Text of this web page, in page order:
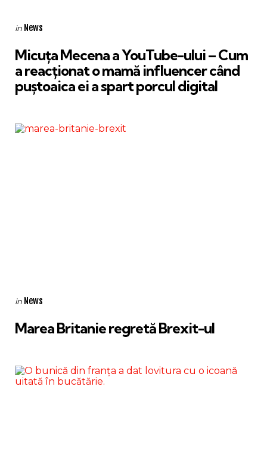
Categories
Posted
in News
Micuța Mecena a YouTube-ului – Cum
a reacționat o mamă influencer când
puștoaica ei a spart porcul digital
Categories
Posted
in News
Marea Britanie regretă Brexit-ul